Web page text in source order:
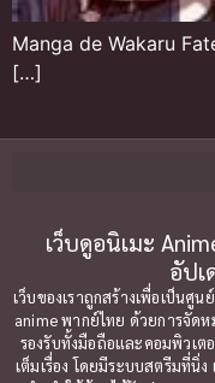
Manga de Wakaru
[…]
เว็บดูอนิเมะ
อัป
เว็บของเราถูกสร้างเพื่อเป็นศู
anime พากย์ไทย ด้วยการจัดห
รองรับทั้งมือถือและคอมพิวเ
เต็มเรื่อง โดยมีระบบสตรีมที่นิ่